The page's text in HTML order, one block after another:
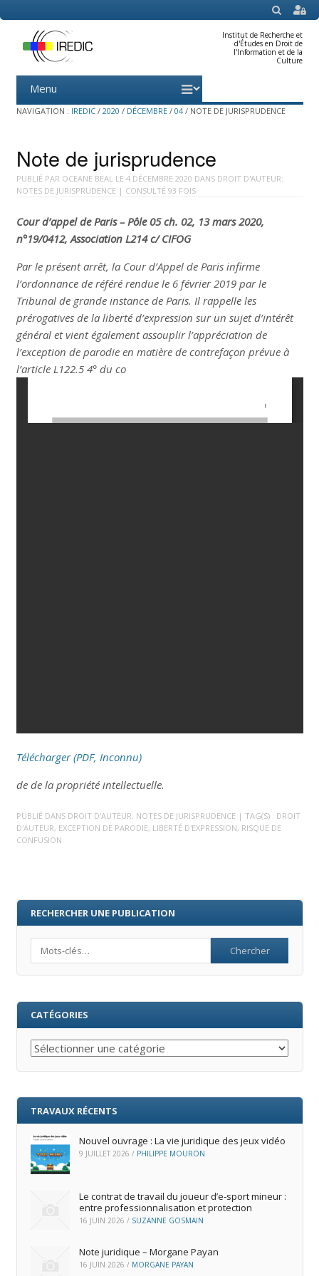
SEARCH
Institut de Recherche et
d'Études en Droit de
l'Information et de la
Culture
Menu
content
NAVIGATION : IREDIC / 2020 / DÉCEMBRE / 04 / NOTE DE JURISPRUDENCE
Note de jurisprudence
PUBLIÉ PAR OCEANE BEAL LE 4 DÉCEMBRE 2020 DANS DROIT D'AUTEUR:
NOTES DE JURISPRUDENCE | CONSULTÉ 93 FOIS
Cour d’appel de Paris – Pôle 05 ch. 02, 13 mars 2020,
n°19/0412, Association L214 c/ CIFOG
Par le présent arrêt, la Cour d’Appel de Paris infirme
l’ordonnance de référé rendue le 6 février 2019 par le
Tribunal de grande instance de Paris. Il rappelle les
prérogatives de la liberté d’expression sur un sujet d’intérêt
général et vient également assouplir l’appréciation de
l’exception de parodie en matière de contrefaçon prévue à
l’article L122.5 4° du co
Télécharger (PDF, Inconnu)
de de la propriété intellectuelle.
PUBLIÉ DANS DROIT D'AUTEUR: NOTES DE JURISPRUDENCE | TAG(S) : DROIT
D'AUTEUR, EXCEPTION DE PARODIE, LIBERTÉ D'EXPRESSION, RISQUE DE
CONFUSION
RECHERCHER UNE PUBLICATION
CATÉGORIES
Catégories
TRAVAUX RÉCENTS
Nouvel ouvrage : La vie juridique des jeux vidéo
9 JUILLET 2026 / PHILIPPE MOURON
Le contrat de travail du joueur d’e‑sport mineur :
entre professionnalisation et protection
16 JUIN 2026 / SUZANNE GOSMAIN
Note juridique – Morgane Payan
16 JUIN 2026 / MORGANE PAYAN